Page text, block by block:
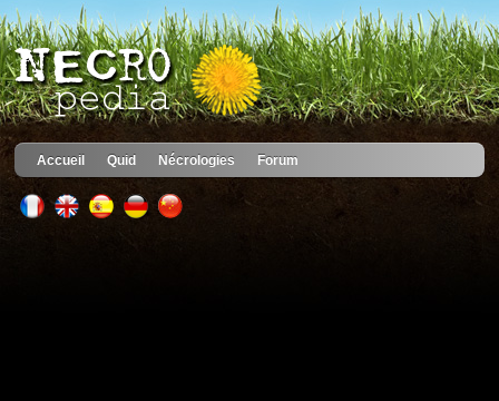
Accueil Quid Nécrologies Forum